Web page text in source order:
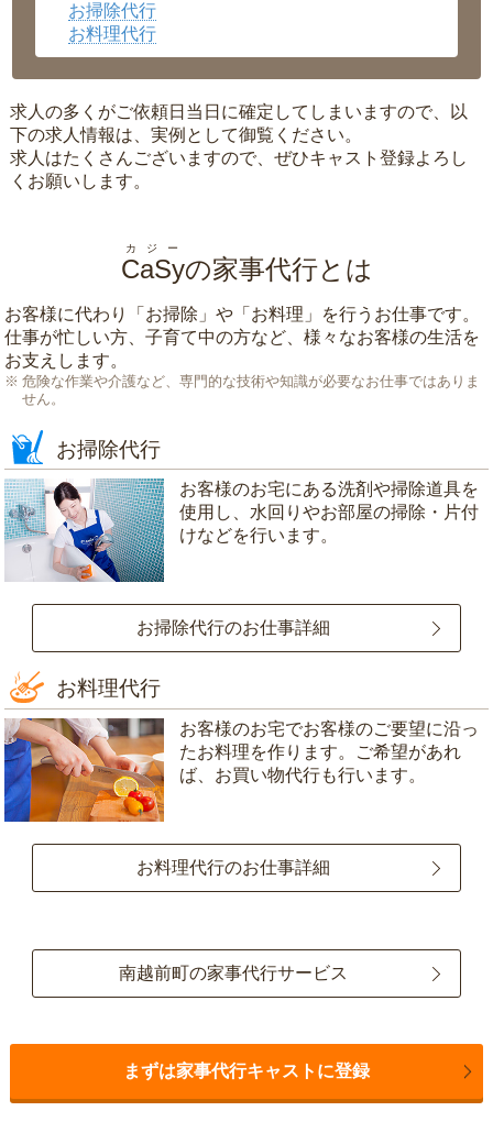
お掃除代行
お料理代行
求人の多くがご依頼日当日に確定してしまいますので、以
下の求人情報は、実例として御覧ください。
求人はたくさんございますので、ぜひキャスト登録よろし
くお願いします。
CaSy
カジー
の家事代行とは
お客様に代わり「 お掃除 」や「 お料理 」を行うお仕事です。
仕事が忙しい方、子育て中の方など、様々なお客様の生活を
お支えします。
危険な作業や介護など、専門的な技術や知識が必要なお仕事ではありま
せん。
お掃除代行
お客様のお宅にある洗剤や掃除道具を
使用し、水回りやお部屋の掃除・片付
けなどを行います。
お掃除代行のお仕事詳細
お料理代行
お客様のお宅でお客様のご要望に沿っ
たお料理を作ります。ご希望があれ
ば、お買い物代行も行います。
お料理代行のお仕事詳細
南越前町の家事代行サービス
まずは家事代行キャストに登録